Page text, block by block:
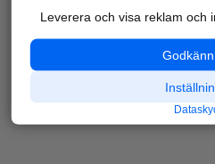
Leverera och visa reklam och